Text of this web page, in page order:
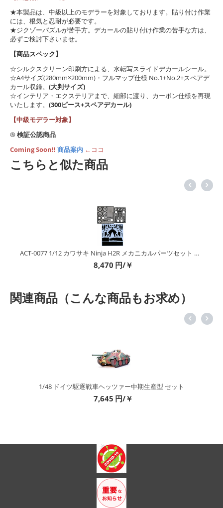
★本製品は、中級以上のモデラーを対象しております。貼り付け作業
には、根気と忍耐が必要です。
★ジクゾーパズルが苦手方。デカールの貼り付け作業の苦手な方は、
必ずご検討下さいませ。
【商品スペック】
☆シルクスクリーン印刷方による、水転写スライドデカールシール。
☆A4サイズ(280mm×200mm)・フルマップ仕様 No.1+No.2+スペアデ
カール収録。 (大判サイズ)
☆インテリア・エクステリアまで、細部に渡り、カーボン仕様を再現
いたします。 (300ピース+スペアデカール)
【中級モデラー対象】
®検証公認商品
Coming Soon!! 商品案内 ←ココ
こちらと似た商品
ACT-0077 1/12 カワサキ Ninja H2R メカニカルパーツセット No.1+No.2+フルカーボンデカール
8,470 円/￥
関連商品（こんな商品もお求め）
1/48 ドイツ駆逐戦車ヘッツァー中期生産型 セット
7,645 円/￥